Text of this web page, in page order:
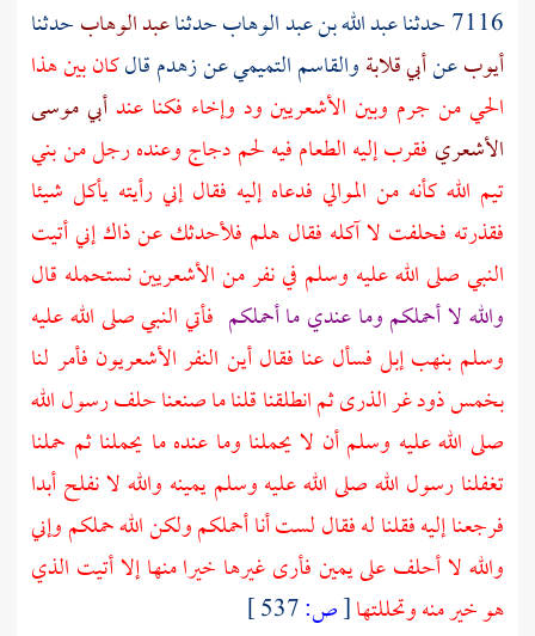
7116 حدثنا
عبد الله بن عبد الوهابحدثناعبد الوهابحدثنا
أيوبعنأبي قلابةوالقاسم التميميعنزهدمقالكان بين هذا
الحي من جرم وبين الأشعريينود وإخاء فكنا عندأبي موسى
الأشعري فقرب إليه الطعام فيه لحم دجاج وعنده رجل منبني
تيم اللهكأنه من الموالي فدعاه إليه فقال إني رأيته يأكل شيئا
فقذرته فحلفت لا آكله فقال هلم فلأحدثك عن ذاك إني أتيت
النبي صلى الله عليه وسلم في نفر منالأشعرييننستحمله قال
والله لا أحملكم وما عندي ما أحملكم فأتي النبي صلى الله عليه
وسلم بنهب إبل فسأل عنا فقال أين النفرالأشعريون فأمر لنا
بخمس ذود غر الذرى ثم انطلقنا قلنا ما صنعنا حلف رسول الله
صلى الله عليه وسلم أن لا يحملنا وما عنده ما يحملنا ثم حملنا
تغفلنا رسول الله صلى الله عليه وسلم يمينه والله لا نفلح أبدا
فرجعنا إليه فقلنا له فقال لست أنا أحملكم ولكن الله حملكم وإني
والله لا أحلف على يمين فأرى غيرها خيرا منها إلا أتيت الذي
هو خير منه وتحللتها[ص: